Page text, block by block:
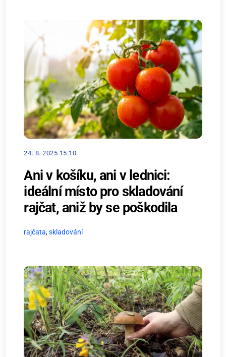
24. 8. 2025 15:10
Ani v košíku, ani v lednici:
ideální místo pro skladování
rajčat, aniž by se poškodila
rajčata,skladování